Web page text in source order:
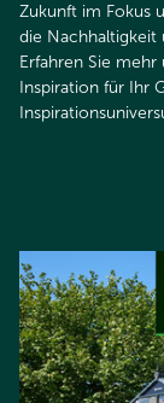
Zukunft im Fokus
die Nachhaltigkeit
Erfahren Sie mehr
Inspiration für Ihr